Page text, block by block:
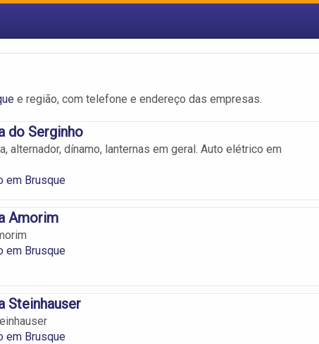
e região, com telefone e endereço das empresas.
do Serginho
alternador, dínamo, lanternas em geral. Auto elétrico em
em Brusque
Amorim
em Brusque
Steinhauser
em Brusque